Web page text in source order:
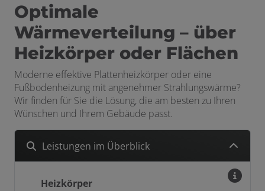
Optimale
Wärmeverteilung – über
Heizkörper oder Flächen
Moderne effektive Plattenheizkörper oder eine
Fußbodenheizung mit angenehmer Strahlungswärme?
Wir finden für Sie die Lösung, die am besten zu Ihren
Wünschen und Ihrem Gebäude passt.
Leistungen im Überblick
Heizkörper